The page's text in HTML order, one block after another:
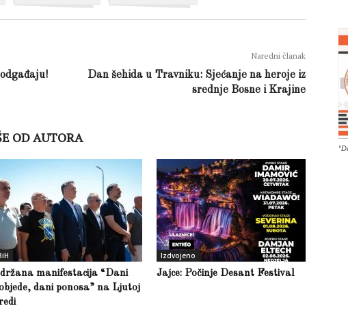
Naredni članak
Dan šehida u Travniku: Sjećanje na heroje iz
srednje Bosne i Krajine
OD AUTORA
manifestacija “Dani
dani ponosa” na Ljutoj
Izdvojeno
Jajce: Počinje Desant Festival